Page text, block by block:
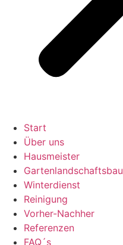
Start
Über uns
Hausmeister
Gartenlandschaftsbau
Winterdienst
Reinigung
Vorher-Nachher
Referenzen
FAQ´s